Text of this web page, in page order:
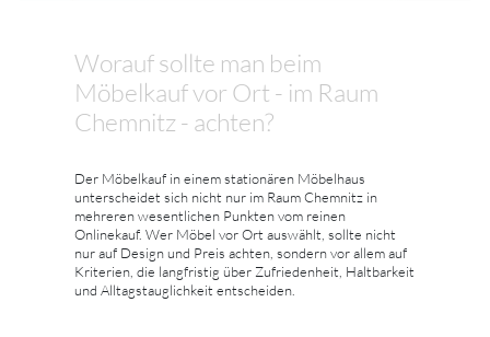
Worauf sollte man beim
Möbelkauf vor Ort - im Raum
Chemnitz - achten?
Der Möbelkauf in einem stationären Möbelhaus
unterscheidet sich nicht nur im Raum Chemnitz in
mehreren wesentlichen Punkten vom reinen
Onlinekauf. Wer Möbel vor Ort auswählt, sollte nicht
nur auf Design und Preis achten, sondern vor allem auf
Kriterien, die langfristig über Zufriedenheit, Haltbarkeit
und Alltagstauglichkeit entscheiden.